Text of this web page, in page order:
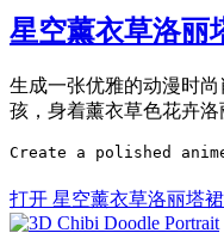
星空薰衣草洛丽
生成一张优雅的动漫时
孩，身着薰衣草色花卉洛
Create a polished
打开 星空薰衣草洛丽塔